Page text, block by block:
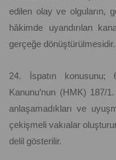
edilen olay ve olguların,
hâkimde uyandırılan
gerçeğe dönüştürülmesidir.
24. İspatın konusunu;
Kanunu’nun (HMK) 187/
anlaşamadıkları ve
çekişmeli vakıalar
delil gösterilir.